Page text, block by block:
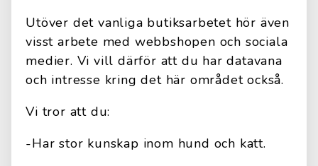
Utöver det vanliga butiksarbetet hör även
visst arbete med webbshopen och sociala
medier. Vi vill därför att du har datavana
och intresse kring det här området också.
Vi tror att du:
-Har stor kunskap inom hund och katt.